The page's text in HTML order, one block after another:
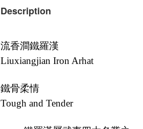
Description
流香澗鐵羅漢
Liuxiangjian Iron Arhat
鐵骨柔情
Tough and Tender